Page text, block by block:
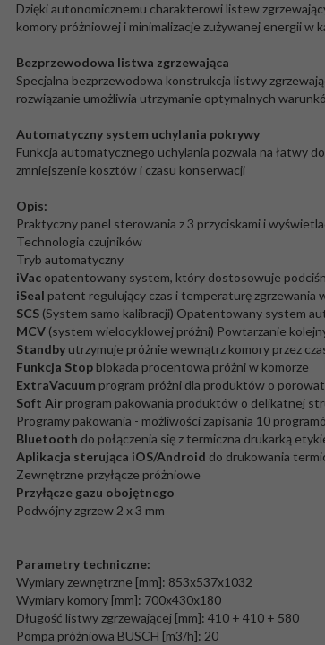
Dzięki autonomicznemu charakterowi listew
komory próżniowej i minimalizacje zużywanej energii w
Bezprzewodowa listwa zgrzewająca
Specjalna bezprzewodowa konstrukcja listwy
rozwiązanie umożliwia utrzymanie optymalnych
Automatyczny system uchylania pokrywy
Funkcja automatycznego uchylania pozwala na łatwy
zmniejszenie kosztów i czasu konserwacji
Opis:
Praktyczny panel sterowania z 3 przyciskami i
Technologia czujników
Tryb automatyczny
iVac opatentowany system, który dostosowuje
iSeal patent regulujący czas i temperaturę zgrzewania w
SCS (System samo kalibracji) Opatentowany system
MCV (system wielocyklowej próżni) Powtarzanie
Standby utrzymuje próżnie wewnątrz komory przez
Funkcja Stop blokada procentowa próżni w komorze
ExtraVacuum program próżni dla produktów o
Soft Air program pakowania produktów o delikatnej
Programy pakowania - możliwości zapisania 10
Bluetooth do połączenia się z termiczna drukarką
Aplikacja sterująca iOS/Android do drukowania
Zewnętrzne przyłącze próżniowe
Przyłącze gazu obojętnego
Podwójny zgrzew 2 x 3 mm
Parametry techniczne:
Wymiary zewnętrzne [mm]: 853x537x1032
Wymiary komory [mm]: 700x430x180
Długość listwy zgrzewającej [mm]: 410 + 410 + 580
Pompa próżniowa BUSCH [m3/h]: 20